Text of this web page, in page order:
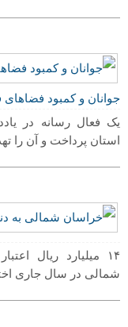
جوانان و کمبود فضاهای
یک فعال رسانه در
استان پرداخت و آن را
۱۴ میلیارد ریال
شمالی در سال جاری